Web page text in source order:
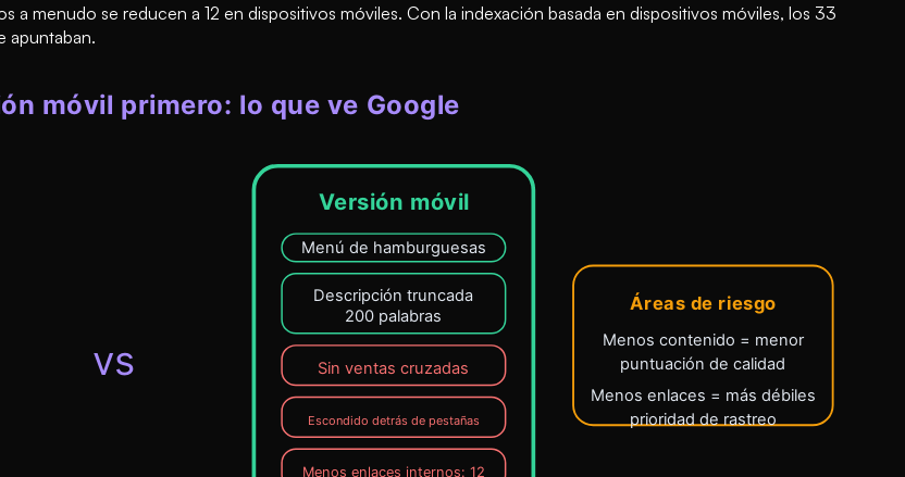
menudo se reducen a 12 en dispositivos móviles. Con la indexación basada en dispositivos móviles, los 33
apuntaban.